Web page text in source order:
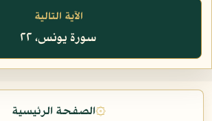
الآية التالية
سورة يونس، ٢٢
۞الصفحة الرئيسية